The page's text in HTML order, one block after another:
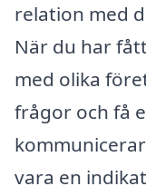
relation med
När du har
med olika
frågor och få
vara en